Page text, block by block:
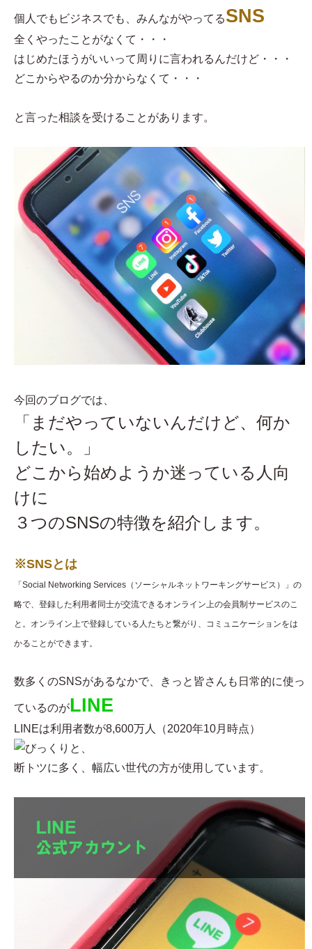
個人でもビジネスでも、みんながやってるSNS
全くやったことがなくて・・・
はじめたほうがいいって周りに言われるんだけど・・・
どこからやるのか分からなくて・・・
と言った相談を受けることがあります。
今回のブログでは、
「まだやっていないんだけど、何か
したい。」
どこから始めようか迷っている人向
けに
３つのSNSの特徴を紹介します。
※SNSとは
「Social Networking Services（ソーシャルネットワーキングサービス）」の
略で、登録した利用者同士が交流できるオンライン上の会員制サービスのこ
と。オンライン上で登録している人たちと繋がり、コミュニケーションをは
かることができます。
数多くのSNSがあるなかで、きっと皆さんも日常的に使っ
ているのがLINE
LINEは利用者数が8,600万人（2020年10月時点）
と、
断トツに多く、幅広い世代の方が使用しています。